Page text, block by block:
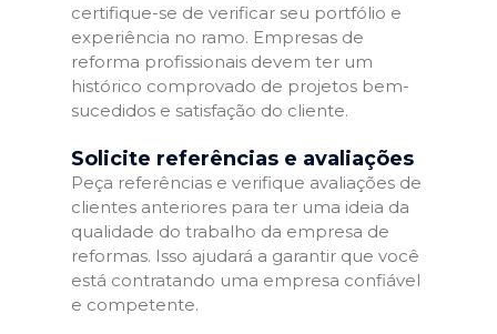
certifique-se de verificar seu portfólio e
experiência no ramo. Empresas de
reforma profissionais devem ter um
histórico comprovado de projetos bem-
sucedidos e satisfação do cliente.
Solicite referências e avaliações
Peça referências e verifique avaliações de
clientes anteriores para ter uma ideia da
qualidade do trabalho da empresa de
reformas. Isso ajudará a garantir que você
está contratando uma empresa confiável
e competente.